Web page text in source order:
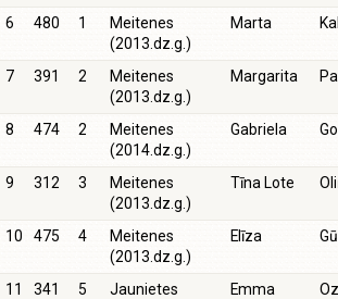
6 480 1
Meitenes
(2013.dz.g.)
Marta
7 391 2
Meitenes
(2013.dz.g.)
Margarita
8 474 2
Meitenes
(2014.dz.g.)
Gabriela
9 312 3
Meitenes
(2013.dz.g.)
Tīna Lote
10 475 4
Meitenes
(2013.dz.g.)
Elīza
11 341 5
Jaunietes
Emma